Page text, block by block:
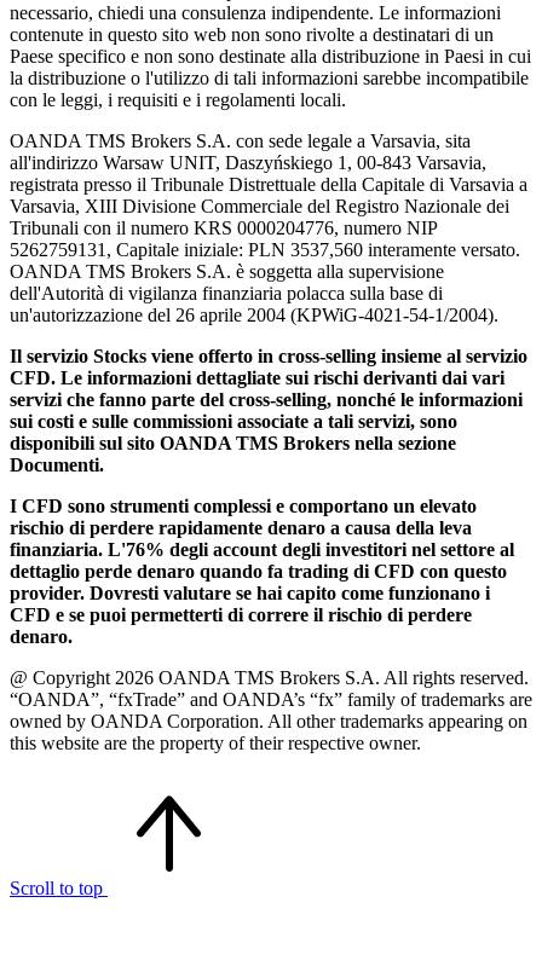
necessario, chiedi una consulenza indipendente. Le informazioni
contenute in questo sito web non sono rivolte a destinatari di un
Paese specifico e non sono destinate alla distribuzione in Paesi in cui
la distribuzione o l'utilizzo di tali informazioni sarebbe incompatibile
con le leggi, i requisiti e i regolamenti locali.
OANDA TMS Brokers S.A. con sede legale a Varsavia, sita
all'indirizzo Warsaw UNIT, Daszyńskiego 1, 00-843 Varsavia,
registrata presso il Tribunale Distrettuale della Capitale di Varsavia a
Varsavia, XIII Divisione Commerciale del Registro Nazionale dei
Tribunali con il numero KRS 0000204776, numero NIP
5262759131, Capitale iniziale: PLN 3537,560 interamente versato.
OANDA TMS Brokers S.A. è soggetta alla supervisione
dell'Autorità di vigilanza finanziaria polacca sulla base di
un'autorizzazione del 26 aprile 2004 (KPWiG-4021-54-1/2004).
Il servizio Stocks viene offerto in cross-selling insieme al servizio
CFD. Le informazioni dettagliate sui rischi derivanti dai vari
servizi che fanno parte del cross-selling, nonché le informazioni
sui costi e sulle commissioni associate a tali servizi, sono
disponibili sul sito OANDA TMS Brokers nella sezione
Documenti.
I CFD sono strumenti complessi e comportano un elevato
rischio di perdere rapidamente denaro a causa della leva
finanziaria. L'76% degli account degli investitori nel settore al
dettaglio perde denaro quando fa trading di CFD con questo
provider. Dovresti valutare se hai capito come funzionano i
CFD e se puoi permetterti di correre il rischio di perdere
denaro.
@ Copyright 2026 OANDA TMS Brokers S.A. All rights reserved.
“OANDA”, “fxTrade” and OANDA’s “fx” family of trademarks are
owned by OANDA Corporation. All other trademarks appearing on
this website are the property of their respective owner.
Scroll to top